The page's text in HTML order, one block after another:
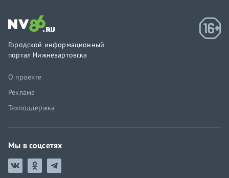
Городской информационный
портал Нижневартовска
О проекте
Реклама
Техподдержка
Мы в соцсетях